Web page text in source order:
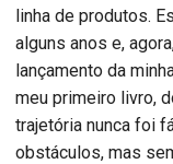
linha de produtos.
alguns anos e,
lançamento da
meu primeiro livro,
trajetória nunca foi
obstáculos, mas